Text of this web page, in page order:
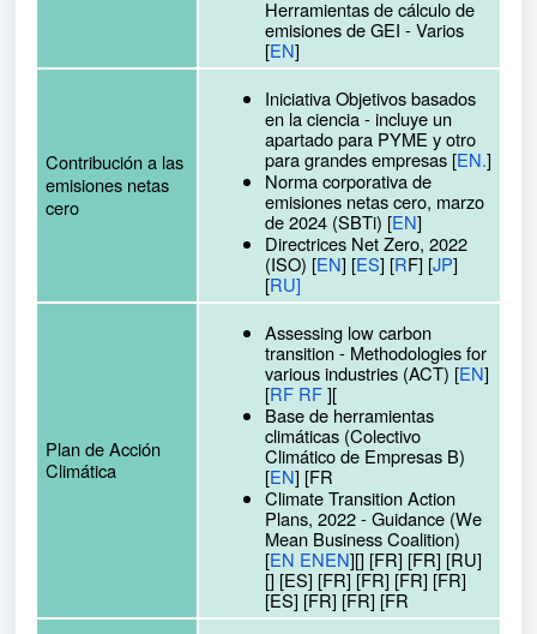
Herramientas de cálculo de
emisiones de GEI - Varios
[EN]
Contribución a las
emisiones netas
cero
Iniciativa Objetivos basados
en la ciencia - incluye un
apartado para PYME y otro
para grandes empresas [EN.]
Norma corporativa de
emisiones netas cero, marzo
de 2024 (SBTi) [EN]
Directrices Net Zero, 2022
(ISO) [EN] [ES] [RF] [JP]
[RU]
Plan de Acción
Climática
Assessing low carbon
transition - Methodologies for
various industries (ACT) [EN]
[RF RF][
Base de herramientas
climáticas (Colectivo
Climático de Empresas B)
[EN] [FR
Climate Transition Action
Plans, 2022 - Guidance (We
Mean Business Coalition)
[EN ENEN][] [FR] [FR] [RU]
[] [ES] [FR] [FR] [FR] [FR]
[ES] [FR] [FR] [FR